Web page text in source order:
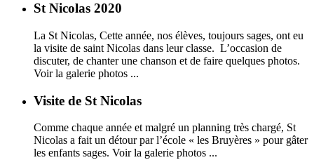
St Nicolas 2020
La St Nicolas, Cette année, nos élèves, toujours sages, ont eu
la visite de saint Nicolas dans leur classe. L’occasion de
discuter, de chanter une chanson et de faire quelques photos.
Voir la galerie photos ...
Visite de St Nicolas
Comme chaque année et malgré un planning très chargé, St
Nicolas a fait un détour par l’école « les Bruyères » pour gâter
les enfants sages. Voir la galerie photos ...